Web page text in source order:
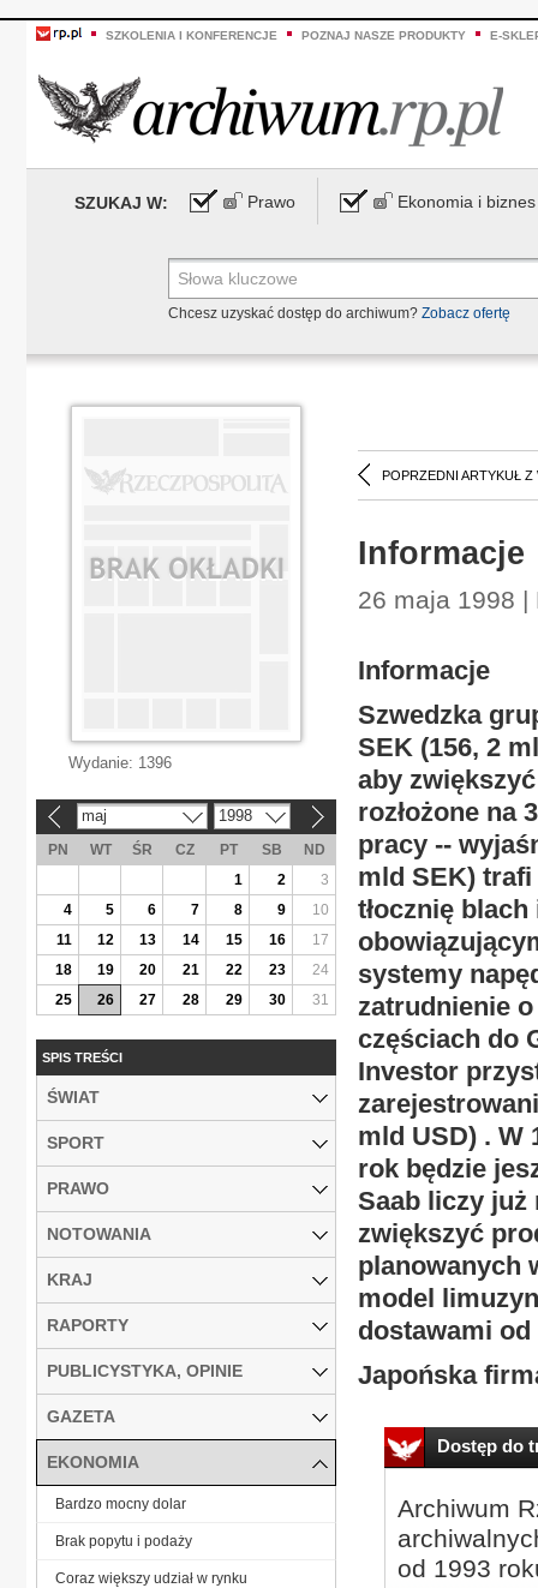
SZKOLENIA I KONFERENCJE POZNAJ NASZE PRODUKTY E-
SZUKAJ W: Prawo Ekonomia i biznes
Chcesz uzyskać dostęp do archiwum? Zobacz ofertę
POPRZEDNI ARTYKUŁ Z
Informacje
26 maja 1998 |
Informacje
Szwedzka
SEK (156, 2
aby
rozłożone na
pracy --
mld SEK)
tłocznię
systemy
zatrudnienie
częściach do
Investor
mld USD) . W
rok będzie
Saab liczy już
zwiększyć
planowanych
model
dostawami od
Japońska
Dostęp do
Archiwum
od 1993
Wydanie: 1396
maj 1998
PN WT ŚR CZ PT SB
ND
1
2
3
4
5 6 7 8 9
10
11
12 13 14 15 16
17
18
19 20 21 22 23
24
25
26 27 28 29 30 31
SPIS TREŚCI
ŚWIAT
SPORT
PRAWO
NOTOWANIA
KRAJ
RAPORTY
PUBLICYSTYKA, OPINIE
GAZETA
EKONOMIA
Bardzo mocny dolar
Brak popytu i podaży
Coraz większy udział w rynku